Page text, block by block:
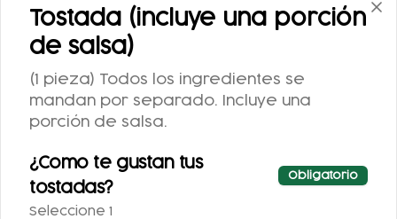
Enfrijoladas
rellenas con pollo
$118.00
Huevos a la
mexicana
Tostada (incluye una porción
de salsa)
(1 pieza) Todos los ingredientes se
mandan por separado. Incluye una
porción de salsa.
¿Como te gustan tus
tostadas?
Obligatorio
Seleccione 1